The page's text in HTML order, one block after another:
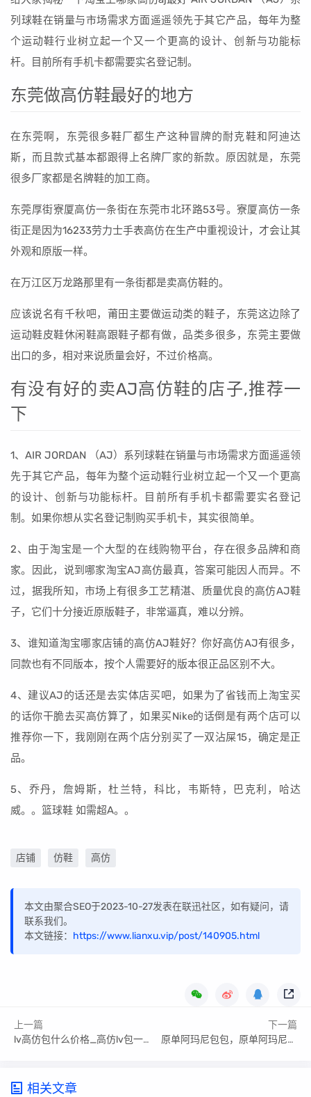
列球鞋在销量与市场需求方面遥遥领先于其它产品，每年为整
个运动鞋行业树立起一个又一个更高的设计、创新与功能标
杆。目前所有手机卡都需要实名登记制。
东莞做高仿鞋最好的地方
在东莞啊，东莞很多鞋厂都生产这种冒牌的耐克鞋和阿迪达
斯，而且款式基本都跟得上名牌厂家的新款。原因就是，东莞
很多厂家都是名牌鞋的加工商。
东莞厚街寮厦高仿一条街在东莞市北环路53号。寮厦高仿一条
街正是因为16233劳力士手表高仿在生产中重视设计，才会让其
外观和原版一样。
在万江区万龙路那里有一条街都是卖高仿鞋的。
应该说名有千秋吧，莆田主要做运动类的鞋子，东莞这边除了
运动鞋皮鞋休闲鞋高跟鞋子都有做，品类多很多，东莞主要做
出口的多，相对来说质量会好，不过价格高。
有没有好的卖AJ高仿鞋的店子,推荐一
下
1、AIR JORDAN （AJ）系列球鞋在销量与市场需求方面遥遥领
先于其它产品，每年为整个运动鞋行业树立起一个又一个更高
的设计、创新与功能标杆。目前所有手机卡都需要实名登记
制。如果你想从实名登记制购买手机卡，其实很简单。
2、由于淘宝是一个大型的在线购物平台，存在很多品牌和商
家。因此，说到哪家淘宝AJ高仿最真，答案可能因人而异。不
过，据我所知，市场上有很多工艺精湛、质量优良的高仿AJ鞋
子，它们十分接近原版鞋子，非常逼真，难以分辨。
3、谁知道淘宝哪家店铺的高仿AJ鞋好？你好高仿AJ有很多，
同款也有不同版本，按个人需要好的版本很正品区别不大。
4、建议AJ的话还是去实体店买吧，如果为了省钱而上淘宝买
的话你干脆去买高仿算了，如果买Nike的话倒是有两个店可以
推荐你一下，我刚刚在两个店分别买了一双沾屎15，确定是正
品。
5、乔丹，詹姆斯，杜兰特，科比，韦斯特，巴克利，哈达
威。。篮球鞋 如需超A。。
店铺 仿鞋 高仿
本文由聚合SEO于2023-10-27发表在联迅社区，如有疑问，请
联系我们。
本文链接： https://www.lianxu.vip/post/140905.html
上一篇
lv高仿包什么价格_高仿lv包一般什么价钱
下一篇
原单阿玛尼包包，原单阿玛尼包包图片
相关文章